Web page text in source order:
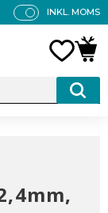
P
INKL. MOMS